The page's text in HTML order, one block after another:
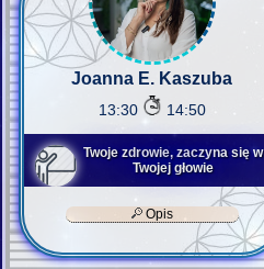
Joanna E. Kaszuba
13:30 14:50
Twoje zdrowie, zaczyna się w
Twojej głowie
Opis